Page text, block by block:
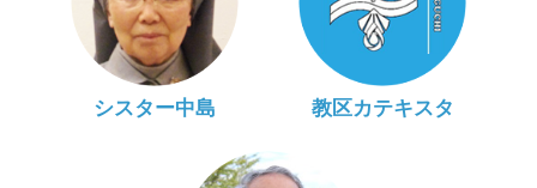
シスター中島 教区カテキスタ